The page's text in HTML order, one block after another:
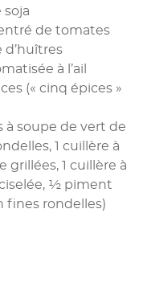
soja
de tomates
d’huîtres
à l’ail
(« cinq épices »
à soupe de vert de
1 cuillère à
grillées, 1 cuillère à
½ piment
fines rondelles)